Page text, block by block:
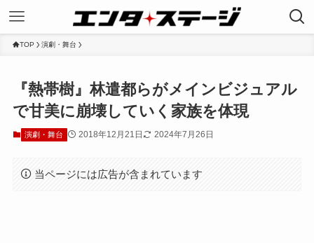
TOP 演劇・舞台
『熱帯樹』林遣都らがメインビジュアル
で甘美に崩壊していく家族を体現
演劇・舞台 2018年12月21日 2024年7月26日
当ページには広告が含まれています